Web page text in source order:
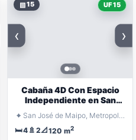
▧15 UF 15
‹ ›
Cabaña 4D Con Espacio
Independiente en San
José de Maipo
⌖ San José de Maipo, Metropolitana Santiago
🛏️4 🚿 2📐120 m2